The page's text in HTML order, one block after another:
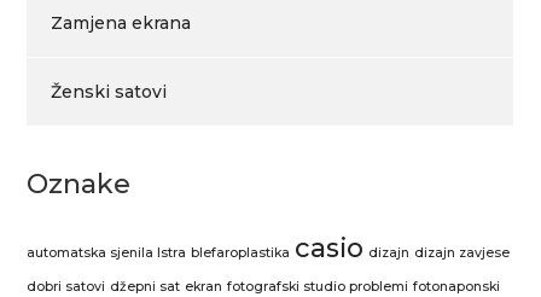
Zamjena ekrana
Ženski satovi
Oznake
automatska sjenila Istra blefaroplastika casio dizajn dizajn zavjese
dobri satovi džepni sat ekran fotografski studio problemi fotonaponski